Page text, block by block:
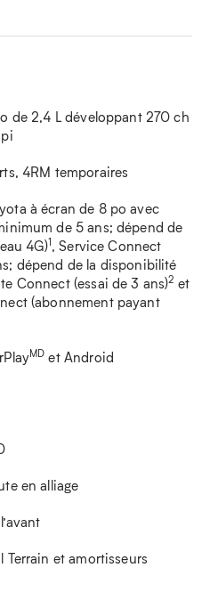
de 2,4 L développant 270 ch
4RM temporaires
à écran de 8 po avec
de 5 ans; dépend de
4G)1, Service Connect
dépend de la disponibilité
Connect (essai de 3 ans)2 et
(abonnement payant
MD et Android
en alliage
Terrain et amortisseurs